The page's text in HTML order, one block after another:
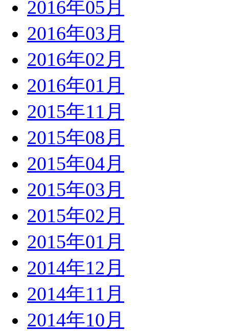
2016年05月
2016年03月
2016年02月
2016年01月
2015年11月
2015年08月
2015年04月
2015年03月
2015年02月
2015年01月
2014年12月
2014年11月
2014年10月